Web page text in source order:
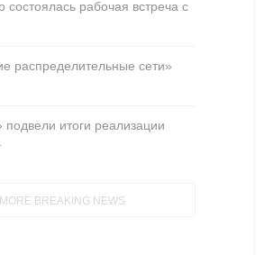
состоялась рабочая встреча с
распределительные сети»
итоги реализации
MORE BREAKING NEWS